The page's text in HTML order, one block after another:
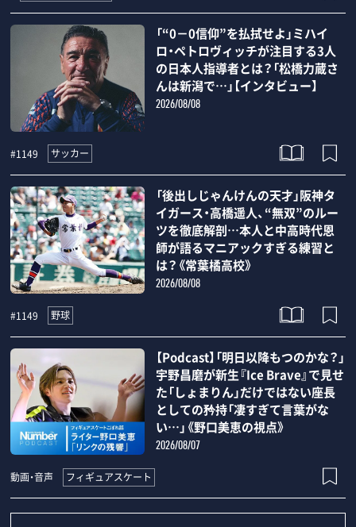
「“0－0信仰”を払拭せよ」ミハイ
ロ・ペトロヴィッチが注目する3人
の日本人指導者とは？「松橋力蔵さ
んは新潟で…」【インタビュー】
2026/08/08
#1149 サッカー
「後出しじゃんけんの天才」阪神タ
イガース・高橋遥人、“無双”のルー
ツを徹底解剖…本人と中高時代恩
師が語るマニアックすぎる練習と
は？《常葉橘高校》
2026/08/08
#1149 野球
【Podcast】「明日以降もつのかな？」
宇野昌磨が新生『Ice Brave』で見せ
た「しょまりん」だけではない座長
としての矜持「凄すぎて言葉がな
い…」《野口美恵の視点》
2026/08/07
動画・音声 フィギュアスケート